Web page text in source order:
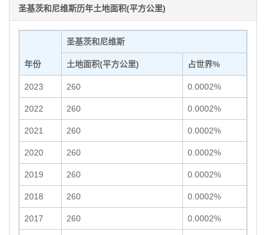
圣基茨和尼维斯历年土地面积(平方公里)
年份
圣基茨和尼维斯
土地面积(平方公里) 占世界%
2023 260 0.0002%
2022 260 0.0002%
2021 260 0.0002%
2020 260 0.0002%
2019 260 0.0002%
2018 260 0.0002%
2017 260 0.0002%